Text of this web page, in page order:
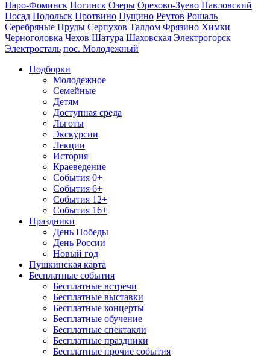
Наро-Фоминск Ногинск Озеры Орехово-Зуево Павловский
Посад Подольск Протвино Пущино Реутов Рошаль
Серебряные Пруды Серпухов Талдом Фрязино Химки
Черноголовка Чехов Шатура Шаховская Электрогорск
Электросталь пос. Молодежный
Подборки
Молодежное
Семейные
Детям
Доступная среда
Льготы
Экскурсии
Лекции
История
Краеведение
События 0+
События 6+
События 12+
События 16+
Праздники
День Победы
День России
Новый год
Пушкинская карта
Бесплатные события
Бесплатные встречи
Бесплатные выставки
Бесплатные концерты
Бесплатные обучение
Бесплатные спектакли
Бесплатные праздники
Бесплатные прочие события